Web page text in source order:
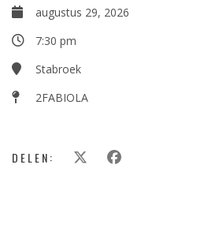
augustus 29, 2026
7:30 pm
Stabroek
2FABIOLA
DELEN: